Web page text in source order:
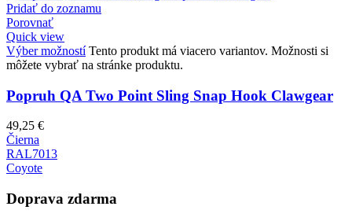
Pridať do zoznamu
Porovnať
Quick view
Výber možností Tento produkt má viacero variantov. Možnosti si
môžete vybrať na stránke produktu.
Popruh QA Two Point Sling Snap Hook Clawgear
49,25 €
Čierna
RAL7013
Coyote
Doprava zdarma